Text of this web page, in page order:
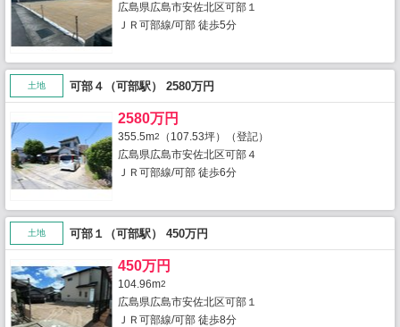
広島県広島市安佐北区可部１
ＪＲ可部線/可部 徒歩5分
土地 可部４（可部駅） 2580万円
2580万円
355.5m2
（107.53坪）（登記）
広島県広島市安佐北区可部４
ＪＲ可部線/可部 徒歩6分
土地 可部１（可部駅） 450万円
450万円
104.96m2
広島県広島市安佐北区可部１
ＪＲ可部線/可部 徒歩8分